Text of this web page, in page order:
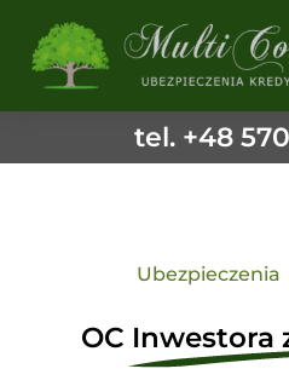
tel. +48
Ubezpieczenia
OC Inwestora